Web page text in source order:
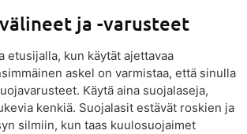
ja -varusteet
etusijalla, kun käytät ajettavaa
askel on varmistaa, että sinulla
Käytä aina suojalaseja,
kenkiä. Suojalasit estävät roskien ja
silmiin, kun taas kuulosuojaimet